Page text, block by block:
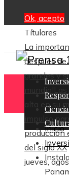
Ok, acepto
Títulares
La
después
grandes y
mundial
alta en su
impulso
producción
del siglo XX
jueves,
Inicio